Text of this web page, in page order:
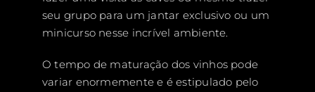
seu grupo para um jantar exclusivo ou um
minicurso nesse incrível ambiente.
O tempo de maturação dos vinhos pode
variar enormemente e é estipulado pelo